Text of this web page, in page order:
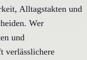
Alltagstakten und
Wer
und
verlässlichere